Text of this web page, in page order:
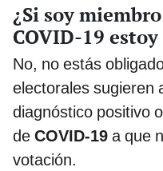
¿Si soy
COVID-19
No, no estás
electorales sugieren
diagnóstico positivo
de COVID-19 a que
votación.